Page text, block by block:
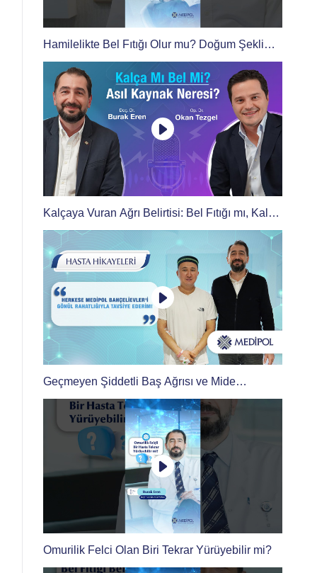
Hamilelikte Bel Fıtığı Olur mu? Doğum Şekli
Bel Fıtığını Etkiler mi?
Kalçaya Vuran Ağrı Belirtisi: Bel Fıtığı mı, Kalça
Eklemi Ağrısı mı?
Geçmeyen Şiddetli Baş Ağrısı ve Mide
Bulantısına Sebep Olan Beyincik Sarkması
Nasıl Tedavi Edildi?
Omurilik Felci Olan Biri Tekrar Yürüyebilir mi?